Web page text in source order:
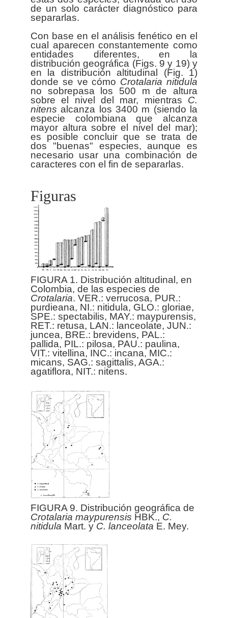
de un solo carácter diagnóstico para
separarlas.
Con base en el análisis fenético en el
cual aparecen constantemente como
entidades diferentes, en la
distribución geográfica (Figs. 9 y 19) y
en la distribución altitudinal (Fig. 1)
donde se ve cómo Crotalaria nitidula
no sobrepasa los 500 m de altura
sobre el nivel del mar, mientras C.
nitens alcanza los 3400 m (siendo la
especie colombiana que alcanza
mayor altura sobre el nivel del mar);
es posible concluir que se trata de
dos "buenas" especies, aunque es
necesario usar una combinación de
Figuras
FIGURA 1. Distribución altitudinal, en
Colombia, de las especies de
Crotalaria. VER.: verrucosa, PUR.:
purdieana, NI.: nitidula, GLO.: gloriae,
SPE.: spectabilis, MAY.: maypurensis,
RET.: retusa, LAN.: lanceolate, JUN.:
juncea, BRE.: brevidens, PAL.:
pallida, PIL.: pilosa, PAU.: paulina,
VIT.: vitellina, INC.: incana, MIC.:
micans, SAG.: sagittalis, AGA.:
agatiflora, NIT.: nitens.
FIGURA 9. Distribución geográfica de
Crotalaria maypurensis HBK., C.
nitidula Mart. y C. lanceolata E. Mey.